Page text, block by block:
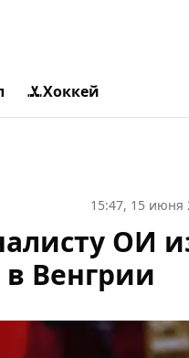
Хоккей
15:47, 15 июня
ОИ
Венгрии